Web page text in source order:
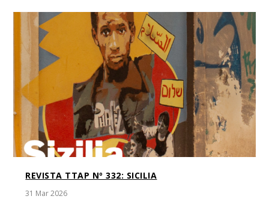
REVISTA TTAP Nº 332: SICILIA
31 Mar 2026